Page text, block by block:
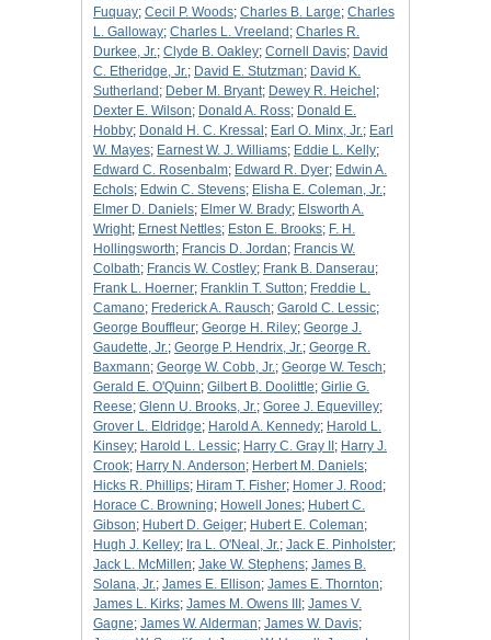
Fuquay; Cecil P. Woods; Charles B. Large; Charles
L. Galloway; Charles L. Vreeland ; Charles R.
Durkee, Jr.; Clyde B. Oakley; Cornell Davis; David
C. Etheridge, Jr.; David E. Stutzman; David K.
Sutherland ; Deber M. Bryant; Dewey R. Heichel ;
Dexter E. Wilson; Donald A. Ross; Donald E.
Hobby; Donald H. C. Kressal ; Earl O. Minx, Jr.; Earl
W. Mayes; Earnest W. J. Williams; Eddie L. Kelly;
Edward C. Rosenbalm; Edward R. Dyer; Edwin A.
Echols; Edwin C. Stevens; Elisha E. Coleman, Jr.;
Elmer D. Daniels; Elmer W. Brady; Elsworth A.
Wright; Ernest Nettles; Eston E. Brooks; F. H.
Hollingsworth; Francis D. Jordan; Francis W.
Colbath; Francis W. Costley; Frank B. Danserau;
Frank L. Hoerner; Franklin T. Sutton; Freddie L.
Camano; Frederick A. Rausch; Garold C. Lessic;
George Bouffleur; George H. Riley; George J.
Gaudette, Jr.; George P. Hendrix, Jr.; George R.
Baxmann; George W. Cobb, Jr.; George W. Tesch;
Gerald E. O'Quinn; Gilbert B. Doolittle; Girlie G.
Reese; Glenn U. Brooks, Jr.; Goree J. Equevilley;
Grover L. Eldridge; Harold A. Kennedy; Harold L.
Kinsey; Harold L. Lessic; Harry C. Gray II ; Harry J.
Crook; Harry N. Anderson; Herbert M. Daniels;
Hicks R. Phillips; Hiram T. Fisher; Homer J. Rood ;
Horace C. Browning; Howell Jones; Hubert C.
Gibson; Hubert D. Geiger; Hubert E. Coleman;
Hugh J. Kelley; Ira L. O'Neal, Jr.; Jack E. Pinholster;
Jack L. McMillen; Jake W. Stephens; James B.
Solana, Jr.; James E. Ellison; James E. Thornton;
James L. Kirks; James M. Owens III ; James V.
Gagne; James W. Alderman; James W. Davis;